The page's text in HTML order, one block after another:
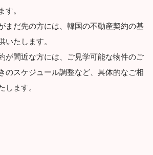
す。
まだ先の方には、韓国の不動産契約の基
いたします。
が間近な方には、ご見学可能な物件のご
のスケジュール調整など、具体的なご相
します。